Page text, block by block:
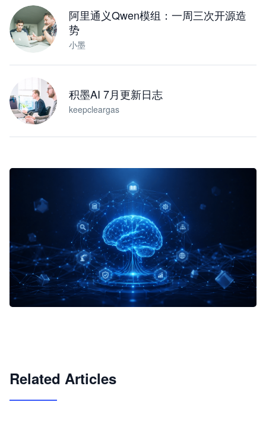
阿里通义Qwen模组：一周三次开源造
势
小墨
积墨AI 7月更新日志
keepcleargas
Related Articles